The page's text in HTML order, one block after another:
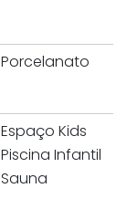
Porcelanato
Espaço Kids
Piscina Infantil
Sauna